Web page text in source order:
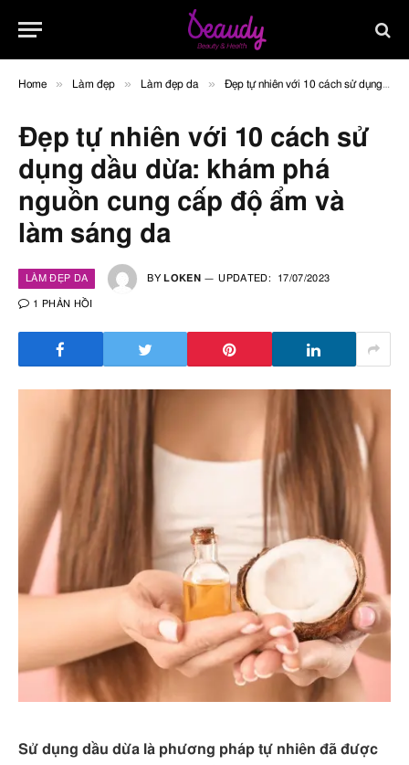
Home » Làm đẹp » Làm đẹp da » Đẹp tự nhiên với 10 cách sử dụng dầu dừa: khám phá nguồn cung cấp độ ẩm và làm sáng da
Đẹp tự nhiên với 10 cách sử
dụng dầu dừa: khám phá
nguồn cung cấp độ ẩm và
làm sáng da
LÀM ĐẸP DA BY LOKEN UPDATED: 17/07/2023
1 PHẢN HỒI
Sử dụng dầu dừa là phương pháp tự nhiên đã được